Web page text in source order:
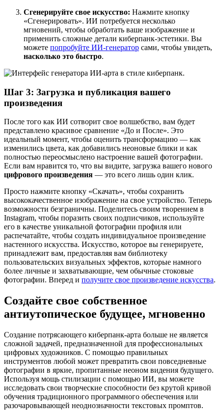
Сгенерируйте свое искусство: Нажмите кнопку
«Сгенерировать». ИИ потребуется несколько
мгновений, чтобы обработать ваше изображение и
применить сложные детали киберпанк-эстетики. Вы
можете попробуйте ИИ-генератор сами, чтобы увидеть,
насколько это быстро.
Шаг 3: Загрузка и публикация вашего
произведения
После того как ИИ сотворит свое волшебство, вам будет
представлено красивое сравнение «До и После». Это
идеальный момент, чтобы оценить трансформацию — как
изменились цвета, как добавились неоновые блики и как
полностью переосмыслено настроение вашей фотографии.
Если вам нравится то, что вы видите, загрузка вашего нового
цифрового произведения — это всего лишь один клик.
Просто нажмите кнопку «Скачать», чтобы сохранить
высококачественное изображение на свое устройство. Теперь
возможности безграничны. Поделитесь своим творением в
Instagram, чтобы поразить своих подписчиков, используйте
его в качестве уникальной фотографии профиля или
распечатайте, чтобы создать индивидуальное произведение
настенного искусства. Искусство, которое вы генерируете,
принадлежит вам, предоставляя вам библиотеку
пользовательских визуальных эффектов, которые намного
более личные и захватывающие, чем обычные стоковые
фотографии. Вперед и получите свое произведение искусства.
Создайте свое собственное
антиутопическое будущее, мгновенно
Создание потрясающего киберпанк-арта больше не является
сложной задачей, предназначенной для профессиональных
цифровых художников. С помощью правильных
инструментов любой может превратить свои повседневные
фотографии в яркие, пропитанные неоном видения будущего.
Используя мощь стилизации с помощью ИИ, вы можете
исследовать свои творческие способности без крутой кривой
обучения традиционного программного обеспечения или
разочаровывающей неоднозначности текстовых промптов.